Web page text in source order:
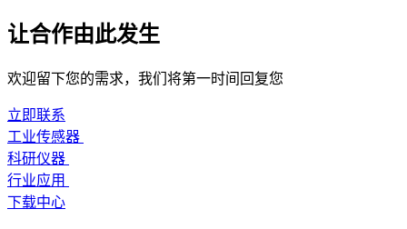
让合作由此发生
欢迎留下您的需求，我们将第一时间回复您
立即联系
工业传感器
科研仪器
行业应用
下载中心